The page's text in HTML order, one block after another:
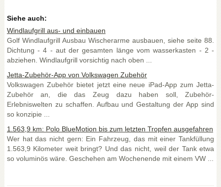
Siehe auch:
Windlaufgrill aus- und einbauen
Golf Windlaufgrill Ausbau Wischerarme ausbauen, siehe seite 88.
Dichtung - 4 - aut der gesamten länge vom wasserkasten - 2 -
abziehen. Windlaufgrill vorsichtig nach oben ...
Jetta-Zubehör-App von Volkswagen Zubehör
Volkswagen Zubehör bietet jetzt eine neue iPad-App zum Jetta-
Zubehör an, die das Zeug dazu haben soll, Zubehör-
Erlebniswelten zu schaffen. Aufbau und Gestaltung der App sind
so konzipie ...
1.563,9 km: Polo BlueMotion bis zum letzten Tropfen ausgefahren
Wer hat das nicht gern: Ein Fahrzeug, das mit einer Tankfüllung
1.563,9 Kilometer weit bringt? Und das nicht, weil der Tank etwa
so voluminös wäre. Geschehen am Wochenende mit einem VW ...